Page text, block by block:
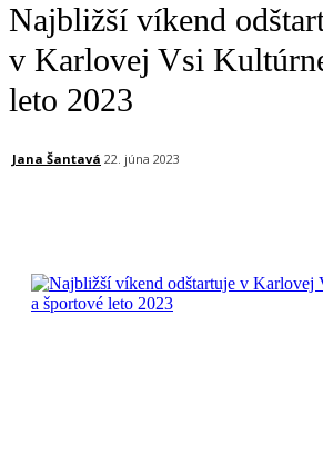
Najbližší víkend
v Karlovej Vsi
leto 2023
Jana Šantavá 22. júna 2023